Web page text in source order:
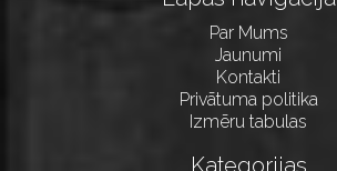
Par Mums
Jaunumi
Kontakti
Privātuma politika
Izmēru tabulas
Kategorijas